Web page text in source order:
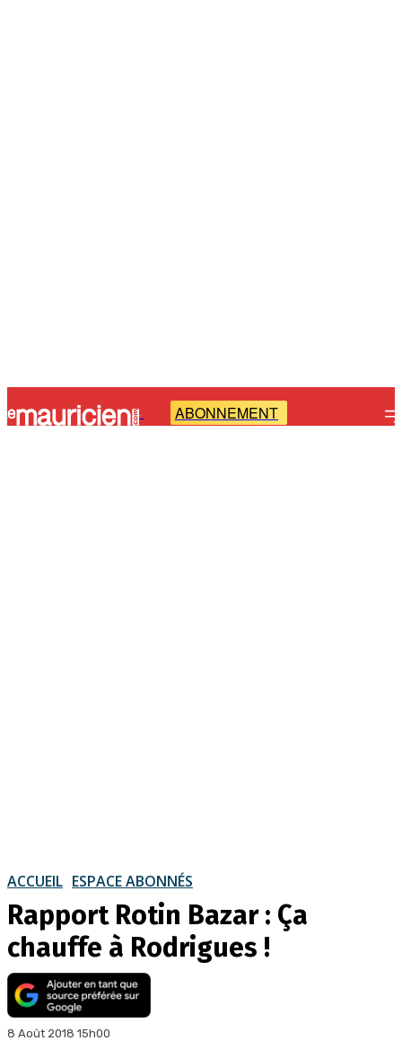
- ABONNEMENT
ACCUEIL ESPACE ABONNÉS
Rapport Rotin Bazar : Ça
chauffe à Rodrigues !
8 Août 2018 15h00